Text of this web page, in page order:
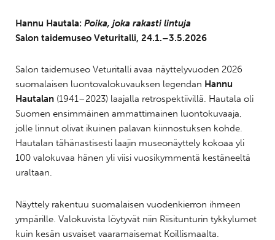
Hannu Hautala: Poika, joka rakasti lintuja
Salon taidemuseo Veturitalli, 24.1.–3.5.2026
Salon taidemuseo Veturitalli avaa näyttelyvuoden 2026
suomalaisen luontovalokuvauksen legendan Hannu
Hautalan (1941–2023) laajalla retrospektiivillä. Hautala oli
Suomen ensimmäinen ammattimainen luontokuvaaja,
jolle linnut olivat ikuinen palavan kiinnostuksen kohde.
Hautalan tähänastisesti laajin museonäyttely kokoaa yli
100 valokuvaa hänen yli viisi vuosikymmentä kestäneeltä
uraltaan.
Näyttely rakentuu suomalaisen vuodenkierron ihmeen
ympärille. Valokuvista löytyvät niin Riisitunturin tykkylumet
kuin kesän usvaiset vaaramaisemat Koillismaalta.